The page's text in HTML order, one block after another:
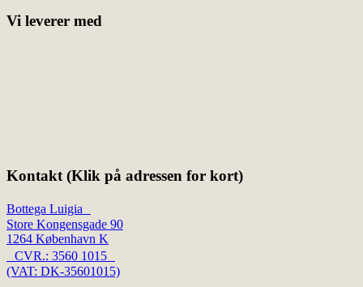
Vi leverer med
Kontakt (Klik på adressen for kort)
Bottega Luigia
Store Kongensgade 90
1264 København K
CVR.: 3560 1015
(VAT: DK-35601015)